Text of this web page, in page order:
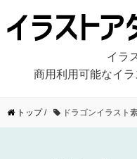
イラ
商用利用可能なイ
トップ/ ドラゴンイラスト